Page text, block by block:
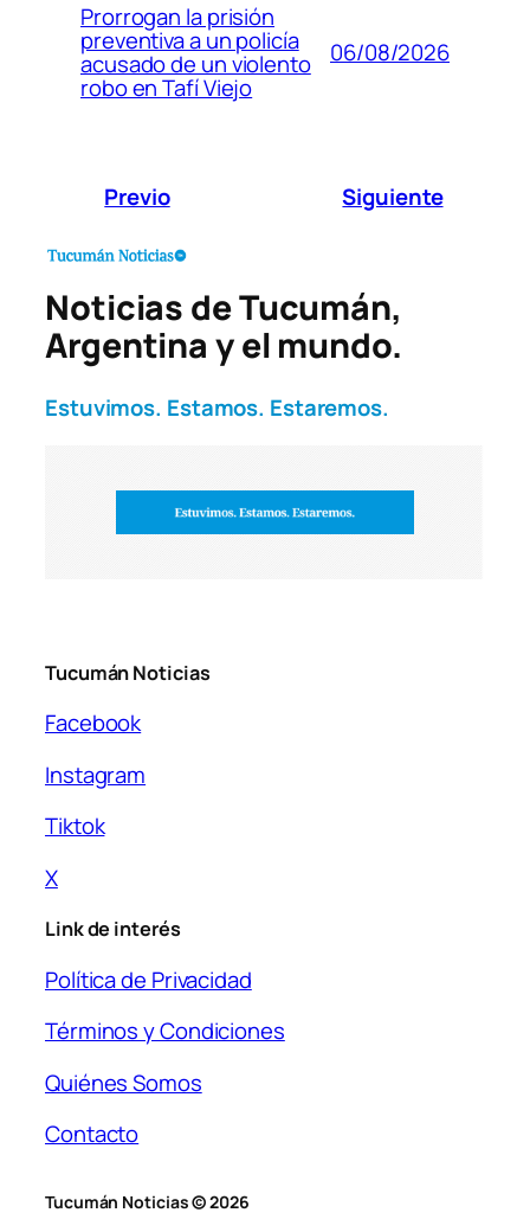
Prorrogan la prisión
preventiva a un policía
acusado de un violento
robo en Tafí Viejo
06/08/2026
Previo Siguiente
Noticias de Tucumán,
Argentina y el mundo.
Estuvimos. Estamos. Estaremos.
Tucumán Noticias
Facebook
Instagram
Tiktok
X
Link de interés
Política de Privacidad
Términos y Condiciones
Quiénes Somos
Contacto
Tucumán Noticias © 2026